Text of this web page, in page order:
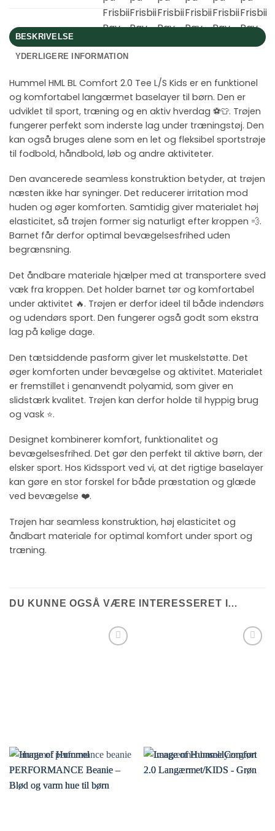
BESKRIVELSE
YDERLIGERE INFORMATION
Hummel HML BL Comfort 2.0 Tee L/S Kids er en funktionel
og komfortabel langærmet baselayer til børn. Den er
udviklet til sport, træning og en aktiv hverdag ⚽👕. Trøjen
fungerer perfekt som inderste lag under træningstøj. Den
kan også bruges alene som en let og fleksibel sportstrøje
til fodbold, håndbold, løb og andre aktiviteter.
Den avancerede seamless konstruktion betyder, at trøjen
næsten ikke har syninger. Det reducerer irritation mod
huden og øger komforten. Samtidig giver materialet høj
elasticitet, så trøjen former sig naturligt efter kroppen 💨.
Barnet får derfor optimal bevægelsesfrihed uden
begrænsning.
Det åndbare materiale hjælper med at transportere sved
væk fra kroppen. Det holder barnet tør og komfortabel
under aktivitet 🔥. Trøjen er derfor ideel til både indendørs
og udendørs sport. Den fungerer også godt som ekstra
lag på kølige dage.
Den tætsiddende pasform giver let muskelstøtte. Det
øger komforten under bevægelse og aktivitet. Materialet
er fremstillet i genanvendt polyamid, som giver en
slidstærk kvalitet. Trøjen kan derfor holde til hyppig brug
og vask ⭐.
Designet kombinerer komfort, funktionalitet og
bevægelsesfrihed. Det gør den perfekt til aktive børn, der
elsker sport. Hos Kidssport ved vi, at det rigtige baselayer
kan gøre en stor forskel for både præstation og glæde
ved bevægelse ❤️.
Trøjen har seamless konstruktion, høj elasticitet og
åndbart materiale for optimal komfort under sport og
træning.
DU KUNNE OGSÅ VÆRE INTERESSERET I…